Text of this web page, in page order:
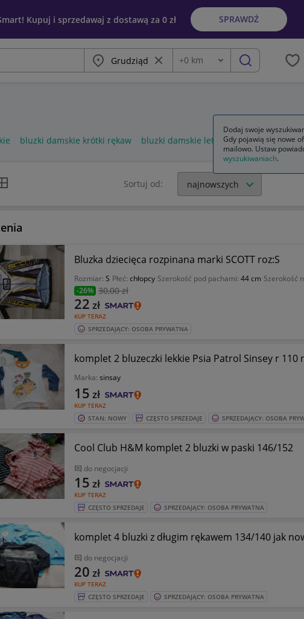
Kupuj i sprzedawaj z dostawą za 0 zł SPRAWDŹ
Miasto Wyczyść frazę
Odległość
+0 km szukaj
bluzki damskie krótki rękaw bluzki damskie letnie
siatki Sortuj od:
Bluzka dziecięca rozpinana marki SCOTT roz:S
Rozmiar: S Płeć: chłopcy Szerokość pod pachami: 44 cm Szerokość
-26% 30,00 zł
KUP TERAZ
22 zł
SPRZEDAJĄCY: OSOBA PRYWATNA
komplet 2 bluzeczki lekkie Psia Patrol Sinsey r 110
Marka: sinsay
KUP TERAZ
15 zł
STAN: NOWY CZĘSTO SPRZEDAJE SPRZEDAJĄCY: OSOBA
Cool Club H&M komplet 2 bluzki w paski 146/152
do negocjacji
KUP TERAZ
15 zł
CZĘSTO SPRZEDAJE SPRZEDAJĄCY: OSOBA PRYWATNA
komplet 4 bluzki z długim rękawem 134/140 jak
do negocjacji
KUP TERAZ
20 zł
CZĘSTO SPRZEDAJE SPRZEDAJĄCY: OSOBA PRYWATNA
Dodaj swoje
Gdy pojawią się nowe
mailowo. Ustaw
wyszukiwaniach.